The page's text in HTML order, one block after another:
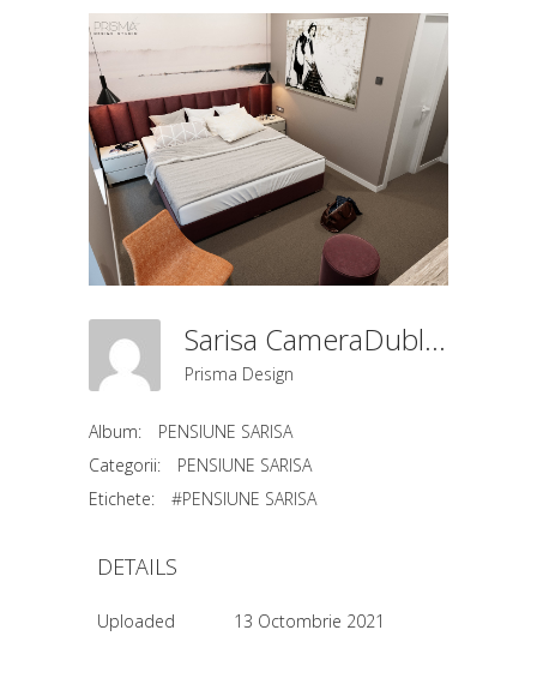
Sarisa CameraDubla (4)
Prisma Design
Album:
PENSIUNE SARISA
Categorii:
PENSIUNE SARISA
Etichete:
#PENSIUNE SARISA
DETAILS
Uploaded 13 Octombrie 2021